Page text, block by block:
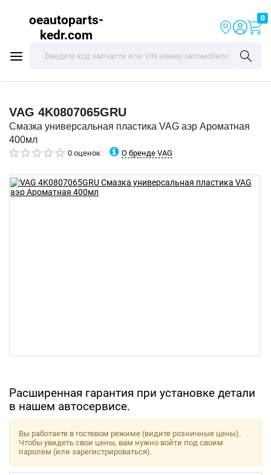
oeautoparts-
kedr.com
0
VAG 4K0807065GRU
Смазка универсальная пластика VAG аэр Ароматная
400мл
0 оценок О бренде VAG
Расширенная гарантия при установке детали
в нашем автосервисе.
Вы работаете в гостевом режиме (видите розничные цены).
Чтобы увидеть свои цены, вам нужно войти под своим
паролем (или зарегистрироваться).